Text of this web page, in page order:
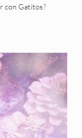
con Gatitos?